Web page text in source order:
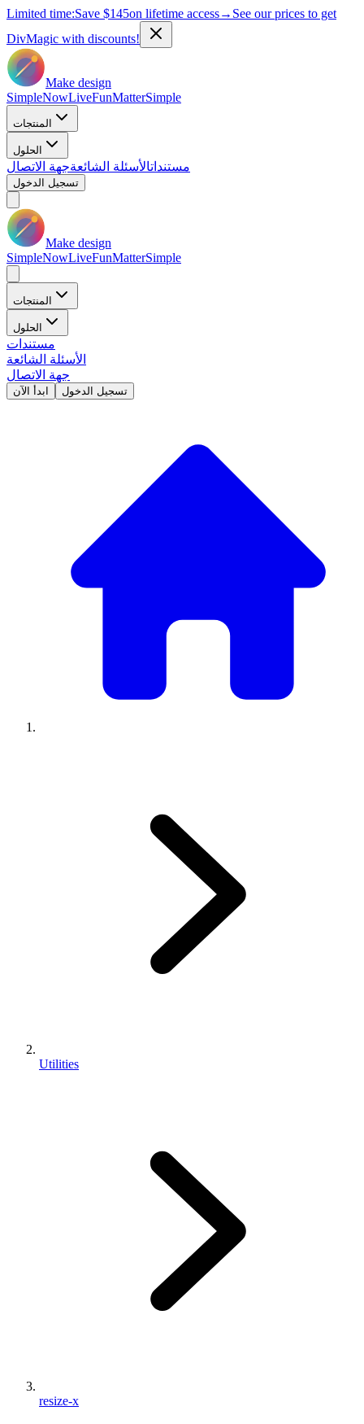
Limited time:Save $145on lifetime access→ See our prices to get
DivMagic with discounts!
Make design
SimpleNowLiveFunMatterSimple
المنتجات
الحلول
مستنداتالأسئلة الشائعةجهة الاتصال
تسجيل الدخول
Make design
SimpleNowLiveFunMatterSimple
المنتجات
الحلول
مستندات
الأسئلة الشائعة
جهة الاتصال
ابدأ الآن تسجيل الدخول
Utilities
resize-x